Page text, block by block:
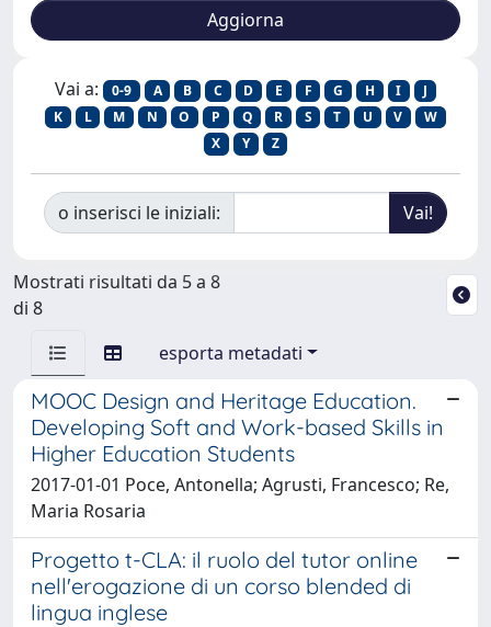
Vai a: 0-9 A B C D E F G H I
J
K
L M N O P Q R S T U V
W
X
Y Z
o inserisci le iniziali:
Mostrati risultati da 5 a 8
di 8
esporta metadati
MOOC Design and Heritage Education.
Developing Soft and Work-based Skills in
Higher Education Students
2017-01-01 Poce, Antonella; Agrusti, Francesco; Re,
Maria Rosaria
Progetto t-CLA: il ruolo del tutor online
nell'erogazione di un corso blended di
lingua inglese